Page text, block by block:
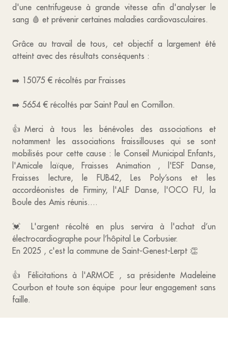
d'une centrifugeuse à grande vitesse afin d'analyser le
sang 🩸 et prévenir certaines maladies cardiovasculaires.
Grâce au travail de tous, cet objectif a largement été
atteint avec des résultats conséquents :
➡️ 15075 € récoltés par Fraisses
➡️ 5654 € récoltés par Saint Paul en Cornillon.
👍Merci à tous les bénévoles des associations et
notamment les associations fraissillouses qui se sont
mobilisés pour cette cause : le Conseil Municipal Enfants,
l'Amicale laïque, Fraisses Animation , l'ESF Danse,
Fraisses lecture, le FUB42, Les Poly’sons et les
accordéonistes de Firminy, l'ALF Danse, l'OCO FU, la
Boule des Amis réunis....
💓 L'argent récolté en plus servira à l'achat d’un
électrocardiographe pour l’hôpital Le Corbusier.
En 2025 , c'est la commune de Saint-Genest-Lerpt 👏
👍 Félicitations à l'ARMOE , sa présidente Madeleine
Courbon et toute son équipe pour leur engagement sans
faille.